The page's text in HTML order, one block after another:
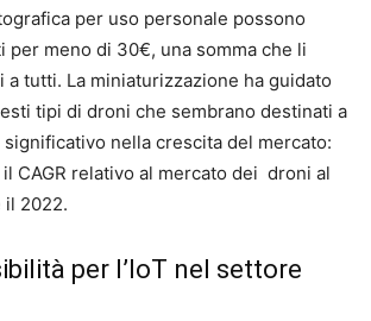
per uso personale possono
per meno di 30€, una somma che li
a tutti. La miniaturizzazione ha guidato
tipi di droni che sembrano destinati a
nella crescita del mercato:
CAGR relativo al mercato dei droni al
il 2022.
per l’IoT nel settore